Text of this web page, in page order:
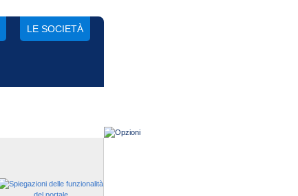
LE SOCIETÀ